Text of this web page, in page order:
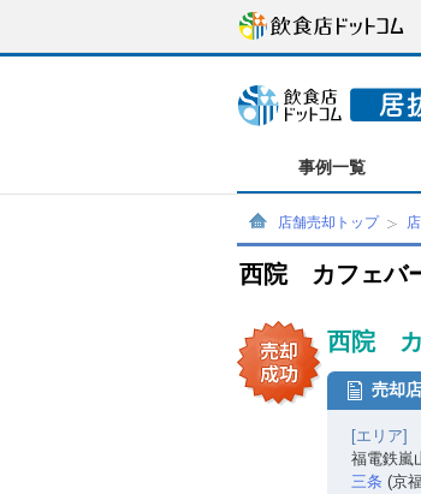
事例一覧
店舗売却トップ
西院 カフェバ
西院 カ
売却
[エリア]
福電鉄
三条 (京